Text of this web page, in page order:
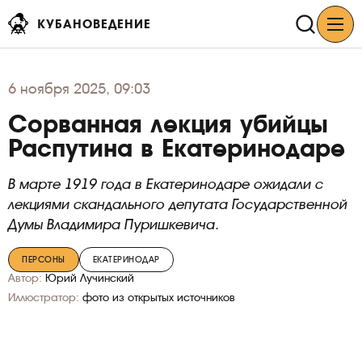
КУБАНОВЕДЕНИЕ
6 ноября 2025, 09:03
Сорванная лекция убийцы
Распутина в Екатеринодаре
В марте 1919 года в Екатеринодаре ожидали с
лекциями скандального депутата Государственной
Думы Владимира Пуришкевича.
ПЕРСОНЫ ЕКАТЕРИНОДАР
Автор: Юрий Лучинский
Иллюстратор: фото из открытых источников